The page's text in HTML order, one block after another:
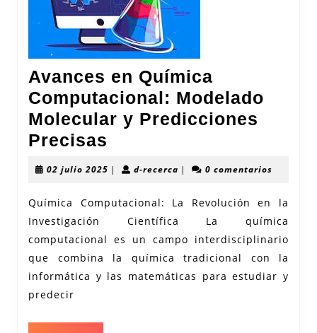
Avances en Química
Computacional: Modelado
Molecular y Predicciones
Precisas
en
Computacional:
Modelado
Molecular
y
Predicciones
02 julio 2025 02| d-recercad-| 0 comentarios
Química Computacional: La Revolución en la
Investigación Científica La química
computacional es un campo interdisciplinario
que combina la química tradicional con la
informática y las matemáticas para estudiar y
predecir